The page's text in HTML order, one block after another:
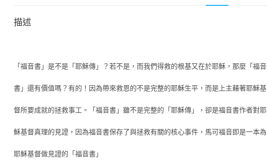
描述
「福音書」是不是「耶穌傳」？若不是，而我們得救的根基又在於耶穌，那麼「福音
書」還有價值嗎？有的！因為帶來救恩的不是完整的耶穌生平，而是上主藉著耶穌基
督所要成就的拯救事工。「福音書」雖不是完整的「耶穌傳」，卻是福音書作者對耶
穌基督真理的見證，因為福音書保存了與拯救有關的核心事件，馬可福音即是一本為
耶穌基督做見證的「福音書」